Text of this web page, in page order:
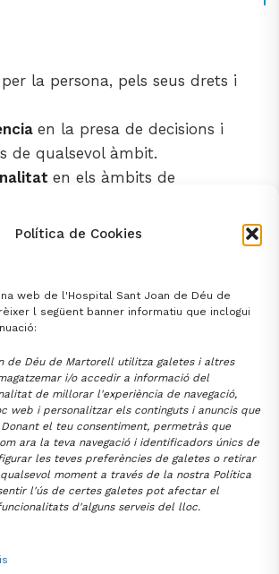
Política de Cookies
web de l'Hospital Sant Joan de Déu de
l següent banner informatiu que inclogui
de Déu de Martorell utilitza galetes i altres
i/o accedir a informació del
de millorar l'experiència de navegació,
web i personalitzar els continguts i anuncis que
el teu consentiment, permetràs que
ara la teva navegació i identificadors únics de
les teves preferències de galetes o retirar
moment a través de la nostra Política
l'ús de certes galetes pot afectar el
d'alguns serveis del lloc.
per la persona, pels seus drets i
en la presa de decisions i
de qualsevol àmbit.
en els àmbits de
equipper aconseguir els millors
salut.
DE MARTORELL
Comarcals 1-3
93 774 20 20